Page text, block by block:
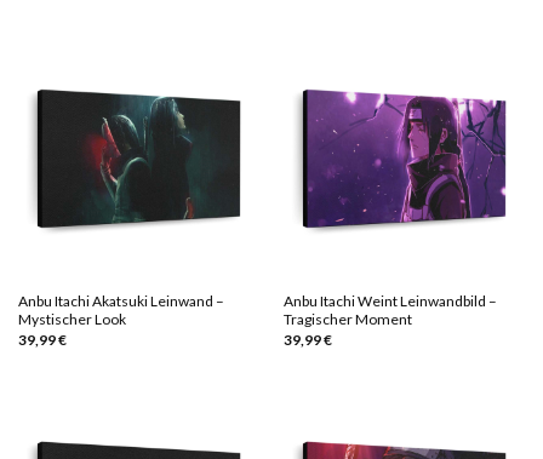
Anbu Itachi Akatsuki Leinwand –
Mystischer Look
39,99€
Anbu Itachi Weint Leinwandbild –
Tragischer Moment
39,99€